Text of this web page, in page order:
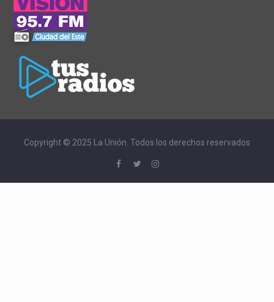
Copyright © 2025 La Unión. Todos los derechos reservados